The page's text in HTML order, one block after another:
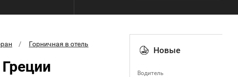
Горничная в отель
Новые
Водитель